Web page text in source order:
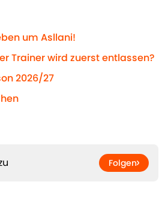
um Asllani!
Trainer wird zuerst entlassen?
2026/27
Folgen